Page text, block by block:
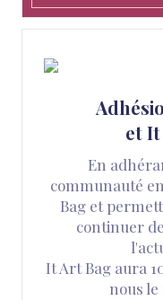
et It
En
communauté
Bag et
continuer
It Art Bag aura
nous